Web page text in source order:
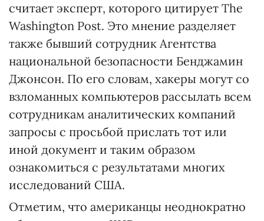
считает эксперт, которого цитирует The
Washington Post. Это мнение разделяет
также бывший сотрудник Агентства
национальной безопасности Бенджамин
Джонсон. По его словам, хакеры могут со
взломанных компьютеров рассылать всем
сотрудникам аналитических компаний
запросы с просьбой прислать тот или
иной документ и таким образом
ознакомиться с результатами многих
исследований США.
Отметим, что американцы неоднократно